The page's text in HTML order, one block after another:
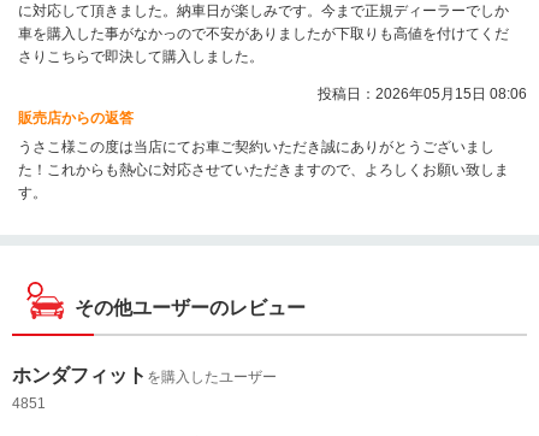
に対応して頂きました。納車日が楽しみです。今まで正規ディーラーでしか
車を購入した事がなかっので不安がありましたが下取りも高値を付けてくだ
さりこちらで即決して購入しました。
投稿日：2026年05月15日 08:06
販売店からの返答
うさこ様この度は当店にてお車ご契約いただき誠にありがとうございまし
た！これからも熱心に対応させていただきますので、よろしくお願い致しま
す。
その他ユーザーのレビュー
ホンダフィット を購入したユーザー
4851